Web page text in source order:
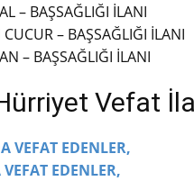
– BAŞSAĞLIĞI İLANI
– BAŞSAĞLIĞI İLANI
– BAŞSAĞLIĞI İLANI
Vefat
VEFAT EDENLER,
EDENLER,